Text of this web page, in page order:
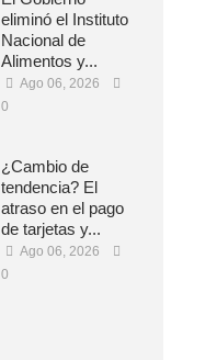
eliminó el Instituto
Nacional de
Alimentos y...
Ago 06, 2026
0
¿Cambio de
tendencia? El
atraso en el pago
de tarjetas y...
Ago 06, 2026
0